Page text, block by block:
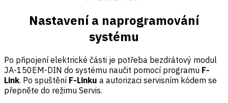
Nastavení a naprogramování
systému
Po připojení elektrické části je potřeba bezdrátový modul
JA-150EM-DIN do systému naučit pomocí programu F-
Link. Po spuštění F-Linku a autorizaci servisním kódem se
přepněte do režimu Servis.